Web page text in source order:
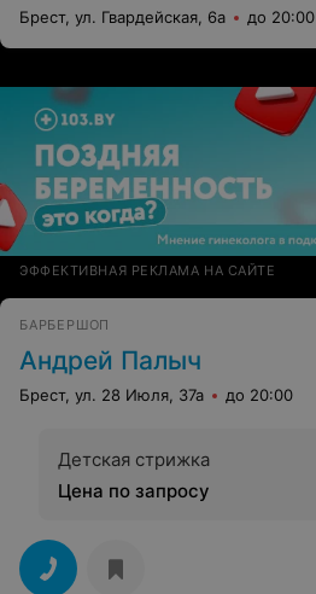
Брест, ул. Гвардейская, 6а до 20:00
ЭФФЕКТИВНАЯ РЕКЛАМА НА САЙТЕ
БАРБЕРШОП
Андрей Палыч
Брест, ул. 28 Июля, 37а до 20:00
Детская стрижка
Цена по запросу